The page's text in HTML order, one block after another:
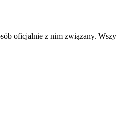
oficjalnie z nim związany.